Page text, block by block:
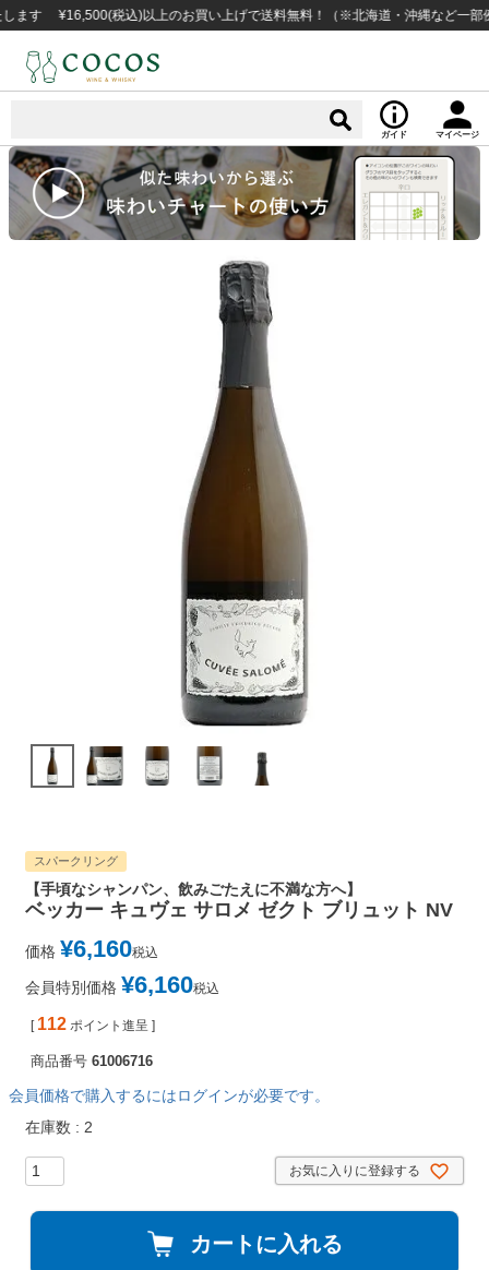
税込)以上のお買い上げで送料無料！（※北海道・沖縄など一部例外地域
ガイド マイページ
スパークリング
【手頃なシャンパン、飲みごたえに不満な方へ】
ベッカー キュヴェ サロメ ゼクト ブリュット NV
価格 ¥6,160税込
会員特別価格 ¥6,160税込
[ 112 ポイント進呈 ]
商品番号 61006716
会員価格で購入するにはログインが必要です。
在庫数
2
お気に入りに登録する
カートに入れる